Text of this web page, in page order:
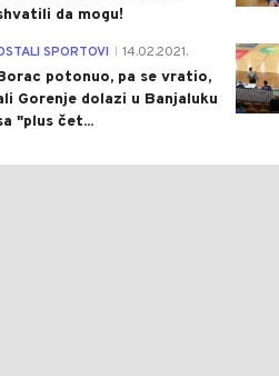
da mogu!
SPORTOVI 14.02.2021.
potonuo, pa se vratio,
Gorenje dolazi u Banjaluku
"plus čet...